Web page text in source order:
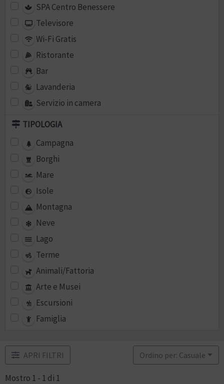
SPA Centro Benessere
Televisore
Wi-Fi Gratis
Ristorante
Bar
Lavanderia
Servizio in camera
TIPOLOGIA
Campagna
Borghi
Mare
Isole
Montagna
Neve
Lago
Terme
Animali/Fattoria
Arte e Musei
Escursioni
Famiglia
APRI FILTRI
Mostro 1 - 1 di 1
Ordino per: Casuale